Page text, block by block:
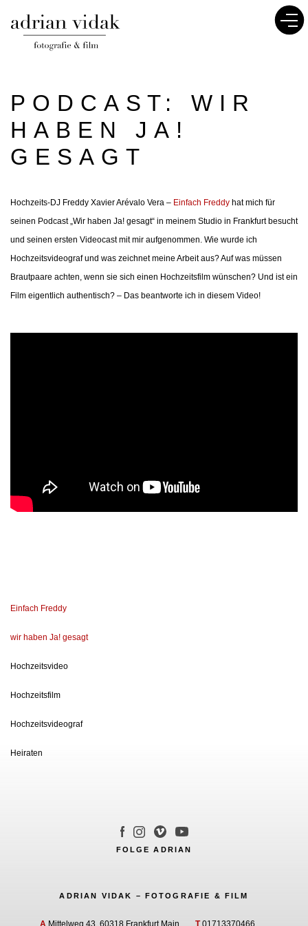
PODCAST: WIR
HABEN JA!
GESAGT
Hochzeits-DJ Freddy Xavier Arévalo Vera – Einfach Freddy hat mich für
seinen Podcast „Wir haben Ja! gesagt“ in meinem Studio in Frankfurt besucht
und seinen ersten Videocast mit mir aufgenommen. Wie wurde ich
Hochzeitsvideograf und was zeichnet meine Arbeit aus? Auf was müssen
Brautpaare achten, wenn sie sich einen Hochzeitsfilm wünschen? Und ist ein
Film eigentlich authentisch? – Das beantworte ich in diesem Video!
Einfach Freddy
wir haben Ja! gesagt
Hochzeitsvideo
Hochzeitsfilm
Hochzeitsvideograf
Heiraten
FOLGE ADRIAN
ADRIAN VIDAK – FOTOGRAFIE & FILM
A Mittelweg 43, 60318 Frankfurt Main T01713370466